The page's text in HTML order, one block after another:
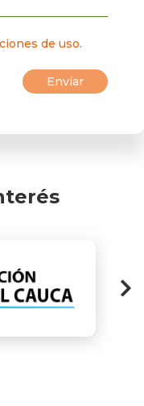
de uso.